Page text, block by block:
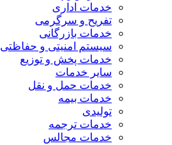
خدمات اداری
تفریح و سرگرمی
خدمات بازرگانی
سیستم امنیتی و حفاظتی
خدمات پخش و توزیع
سایر خدمات
خدمات حمل و نقل
خدمات بیمه
تولیدی
خدمات ترجمه
خدمات مجالس